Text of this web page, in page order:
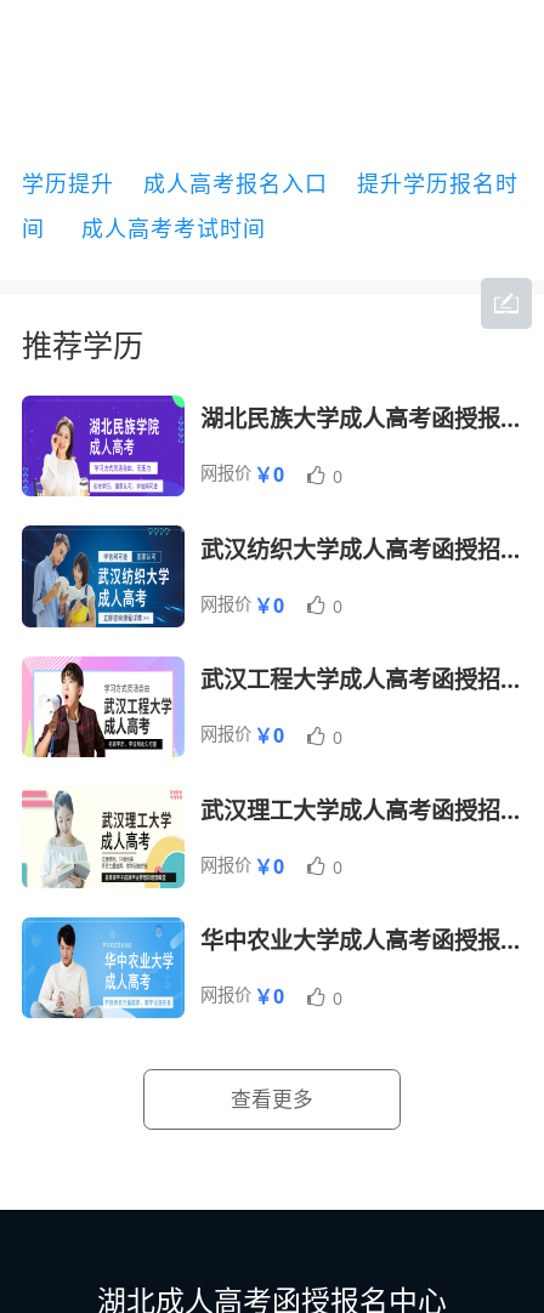
学历提升 成人高考报名入口
提升学历报名时
间
成人高考考试时间
推荐学历
湖北民族大学成人高考函授报名招生简章
网报价 ￥0 0
武汉纺织大学成人高考函授招生简章
网报价 ￥0 0
武汉工程大学成人高考函授招生报名简章
网报价 ￥0 0
武汉理工大学成人高考函授招生报名简章
网报价 ￥0 0
华中农业大学成人高考函授报名招生简章
网报价 ￥0 0
查看更多
湖北成人高考函授报名中心